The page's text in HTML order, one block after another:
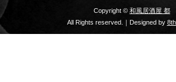
Copyright © 和風居酒屋 都
All Rights reserved.｜Designed by